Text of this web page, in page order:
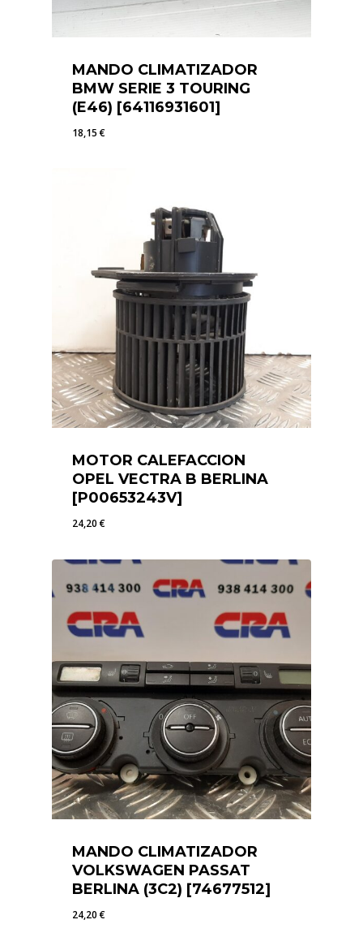
MANDO CLIMATIZADOR
BMW SERIE 3 TOURING
(E46) [64116931601]
18,15€
MOTOR CALEFACCION
OPEL VECTRA B BERLINA
[P00653243V]
24,20€
MANDO CLIMATIZADOR
VOLKSWAGEN PASSAT
BERLINA (3C2) [74677512]
24,20€